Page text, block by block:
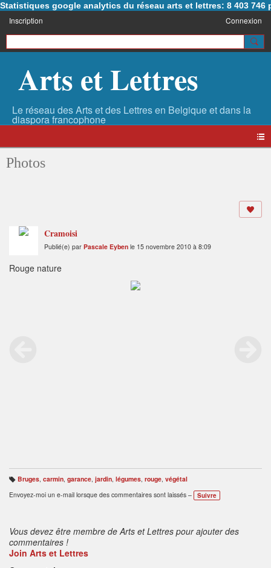
Statistiques google analytics du réseau arts et lettres: 8 403 746
Inscription Connexion
Arts et Lettres
Photos
Cramoisi
Publié(e) par Pascale Eyben le 15 novembre 2010 à 8:09
Rouge nature
B
ali
s
Bruges, carmin, garance, jardin, légumes, rouge, végétal
Envoyez-moi un e-mail lorsque des commentaires sont laissés –
Suivre
Vous devez être membre de Arts et Lettres pour ajouter des
commentaires !
Join Arts et Lettres